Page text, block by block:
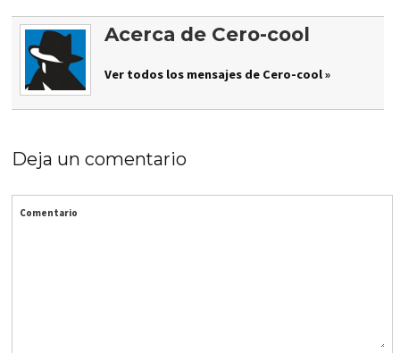
Acerca de Cero-cool
Ver todos los mensajes de Cero-cool »
Deja un comentario
Comentario